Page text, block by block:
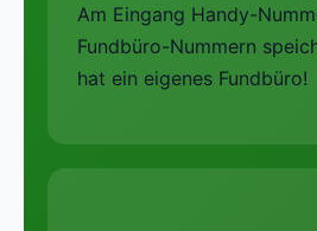
Am Eingang Handy-
Fundbüro-Nummern
hat ein eigenes Fundbüro!